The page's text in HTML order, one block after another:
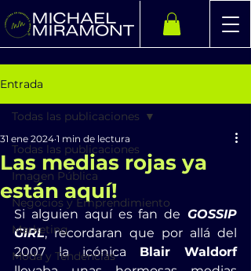
Entrada
Todas las publicaciones
Imagen Pública
Negocios y Emprendimiento
Marketing
Moda y Tendencias
Todas las publicaciones
Las medias rojas ya
están aquí!
31 ene 2024 1 min de lectura
Si alguien aquí es fan de GOSSIP
GIRL, recordaran que por allá del
2007 la icónica Blair Waldorf